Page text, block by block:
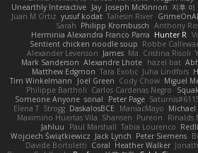
Unearthly Interactive Jay Joseph McKinnon 지후 이
Juan M Ortiz yusuf kodat Taliesin River
Sarah Philipp Krombusch Anthony
Herminia Alexandra Franco Parra Hunter R
Sentient chicken noodle soup Robbe
Alexander Levenson James Ma. Cristina Risoli
Mark Sanderson Alexandre Lhote hazel bat
Matthew Edgmon Tara Exotic Juha Lindfors
Tim Winkelmann
Joel Green Cody Chow Miguel
Philippe Bartholi Carlos Cardenas Negro
Someone Anyone sonal Peter Page
Elena T Strogg DaskalosBCE ManiacMayo
Maximino Huertas Vila Shansen Pureon Rinalds
Jahluu
Paul Marshall Tabia Lourenco
Wojciech Świątkiewicz Jack Lynch Peter Siemens
Davide Bortoletti Coral Heather Walker